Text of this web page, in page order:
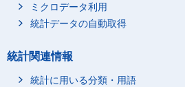
ミクロデータ利用
統計データの自動取得
統計関連情報
統計に用いる分類・用語